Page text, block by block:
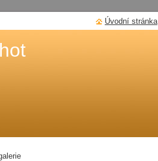
Úvodní stránka